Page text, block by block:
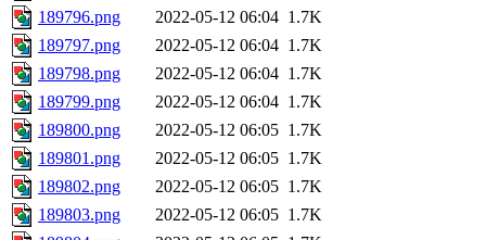
189796.png
2022-05-12 06:04 1.7K
189797.png
2022-05-12 06:04 1.7K
189798.png
2022-05-12 06:04 1.7K
189799.png
2022-05-12 06:04 1.7K
189800.png
2022-05-12 06:05 1.7K
189801.png
2022-05-12 06:05 1.7K
189802.png
2022-05-12 06:05 1.7K
189803.png
2022-05-12 06:05 1.7K